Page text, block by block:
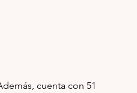
cuenta con 51